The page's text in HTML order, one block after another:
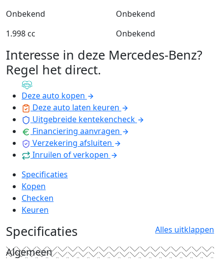
Onbekend
Onbekend
1.998 cc
Onbekend
Interesse in deze Mercedes-Benz?
Regel het direct.
Deze auto kopen
Deze auto laten keuren
Uitgebreide kentekencheck
Financiering aanvragen
Verzekering afsluiten
Inruilen of verkopen
Specificaties
Kopen
Checken
Keuren
Specificaties Alles uitklappen
Algemeen